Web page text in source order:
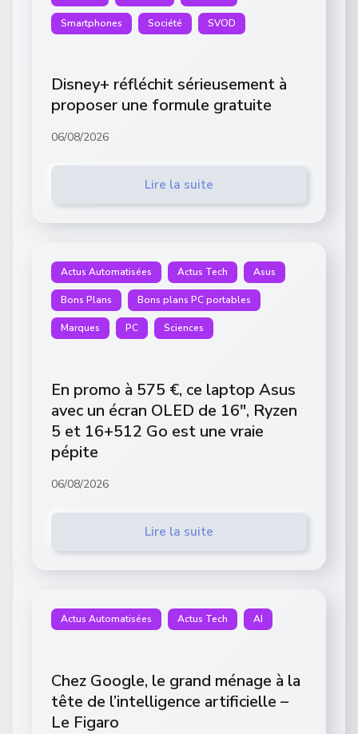
Smartphones Société SVOD
Disney+ réfléchit sérieusement à
proposer une formule gratuite
06/08/2026
Lire la suite
Actus Automatisées Actus Tech Asus
Bons Plans Bons plans PC portables
Marques PC Sciences
En promo à 575 €, ce laptop Asus
avec un écran OLED de 16″, Ryzen
5 et 16+512 Go est une vraie
pépite
06/08/2026
Lire la suite
Actus Automatisées Actus Tech AI
Chez Google, le grand ménage à la
tête de l’intelligence artificielle –
Le Figaro